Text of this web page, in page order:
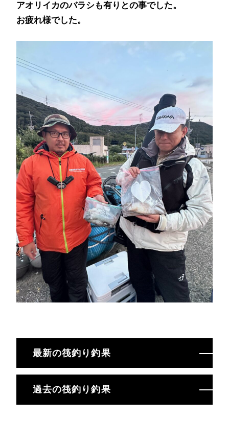
アオリイカのバラシも有りとの事でした。
お疲れ様でした。
最新の筏釣り釣果
過去の筏釣り釣果